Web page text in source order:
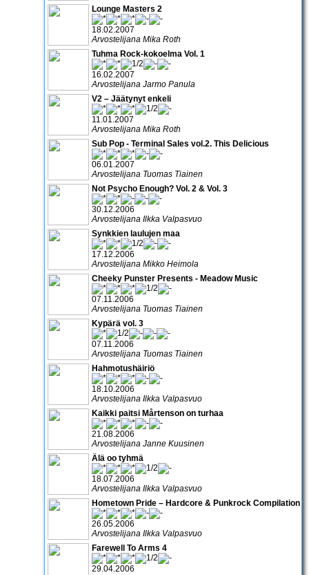
Lounge Masters 2
18.02.2007
Arvostelijana Mika Roth
Tuhma Rock-kokoelma Vol. 1
16.02.2007
Arvostelijana Jarmo Panula
V2 – Jäätynyt enkeli
11.01.2007
Arvostelijana Mika Roth
Sub Pop - Terminal Sales vol.2. This Delicious
06.01.2007
Arvostelijana Tuomas Tiainen
Not Psycho Enough? Vol. 2 & Vol. 3
30.12.2006
Arvostelijana Ilkka Valpasvuo
Synkkien laulujen maa
17.12.2006
Arvostelijana Mikko Heimola
Cheeky Punster Presents - Meadow Music
07.11.2006
Arvostelijana Tuomas Tiainen
Kypärä vol. 3
07.11.2006
Arvostelijana Tuomas Tiainen
Hahmotushäiriö
18.10.2006
Arvostelijana Ilkka Valpasvuo
Kaikki paitsi Mårtenson on turhaa
21.08.2006
Arvostelijana Janne Kuusinen
Älä oo tyhmä
18.07.2006
Arvostelijana Ilkka Valpasvuo
Hometown Pride – Hardcore & Punkrock Compilation
26.05.2006
Arvostelijana Ilkka Valpasvuo
Farewell To Arms 4
29.04.2006